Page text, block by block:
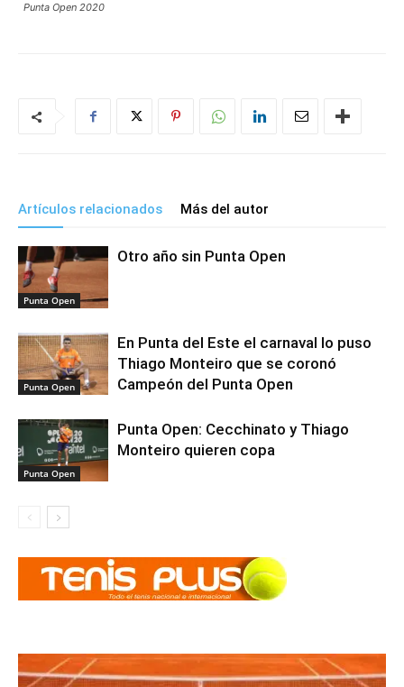
Punta Open 2020
Artículos relacionados Más del autor
Punta Open
Otro año sin Punta Open
Punta Open
En Punta del Este el carnaval lo puso
Thiago Monteiro que se coronó
Campeón del Punta Open
Punta Open
Punta Open: Cecchinato y Thiago
Monteiro quieren copa